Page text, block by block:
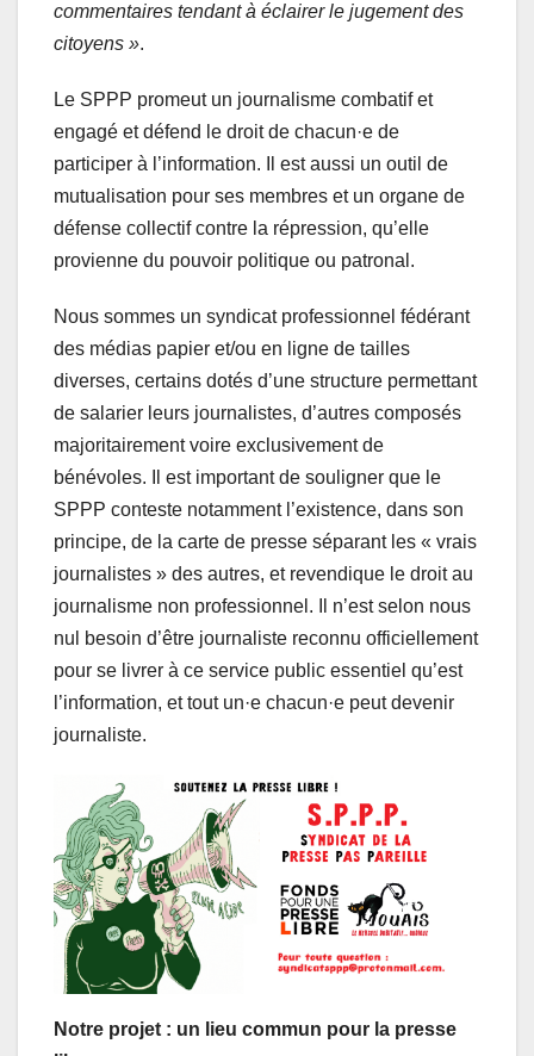
commentaires tendant à éclairer le jugement des
citoyens ».
Le SPPP promeut un journalisme combatif et
engagé et défend le droit de chacun·e de
participer à l’information. Il est aussi un outil de
mutualisation pour ses membres et un organe de
défense collectif contre la répression, qu’elle
provienne du pouvoir politique ou patronal.
Nous sommes un syndicat professionnel fédérant
des médias papier et/ou en ligne de tailles
diverses, certains dotés d’une structure permettant
de salarier leurs journalistes, d’autres composés
majoritairement voire exclusivement de
bénévoles. Il est important de souligner que le
SPPP conteste notamment l’existence, dans son
principe, de la carte de presse séparant les « vrais
journalistes » des autres, et revendique le droit au
journalisme non professionnel. Il n’est selon nous
nul besoin d’être journaliste reconnu officiellement
pour se livrer à ce service public essentiel qu’est
l’information, et tout un·e chacun·e peut devenir
journaliste.
Notre projet : un lieu commun pour la presse